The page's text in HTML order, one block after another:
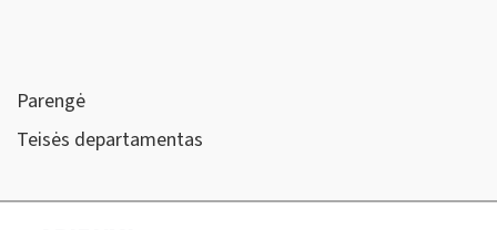
Parengė
Teisės departamentas